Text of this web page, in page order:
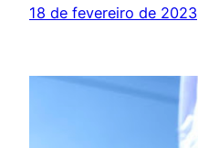
18 de fevereiro de 2023